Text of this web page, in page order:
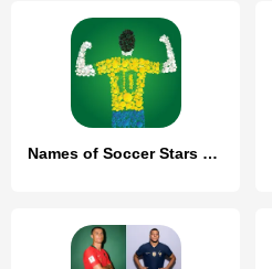
Names of Soccer Stars Quiz